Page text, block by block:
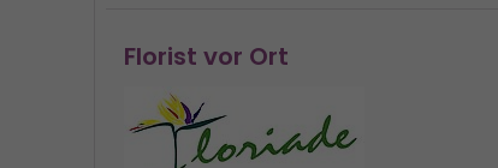
Florist vor Ort